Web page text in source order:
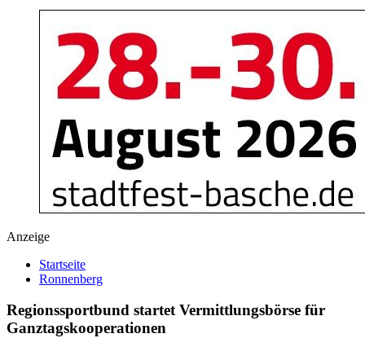
Anzeige
Startseite
Ronnenberg
Regionssportbund startet Vermittlungsbörse für
Ganztagskooperationen